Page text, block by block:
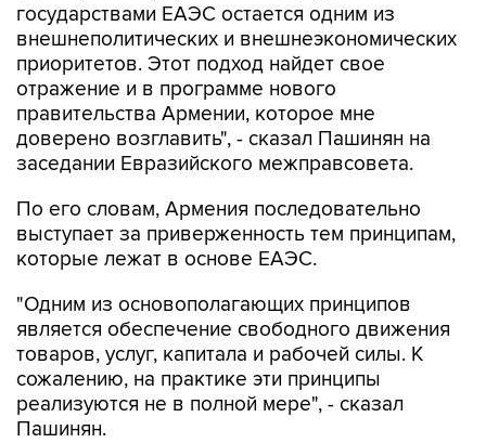
государствами ЕАЭС остается одним из
внешнеполитических и внешнеэкономических
приоритетов. Этот подход найдет свое
отражение и в программе нового
правительства Армении, которое мне
доверено возглавить", - сказал Пашинян на
заседании Евразийского межправсовета.
По его словам, Армения последовательно
выступает за приверженность тем принципам,
которые лежат в основе ЕАЭС.
"Одним из основополагающих принципов
является обеспечение свободного движения
товаров, услуг, капитала и рабочей силы. К
сожалению, на практике эти принципы
реализуются не в полной мере", - сказал
Пашинян.